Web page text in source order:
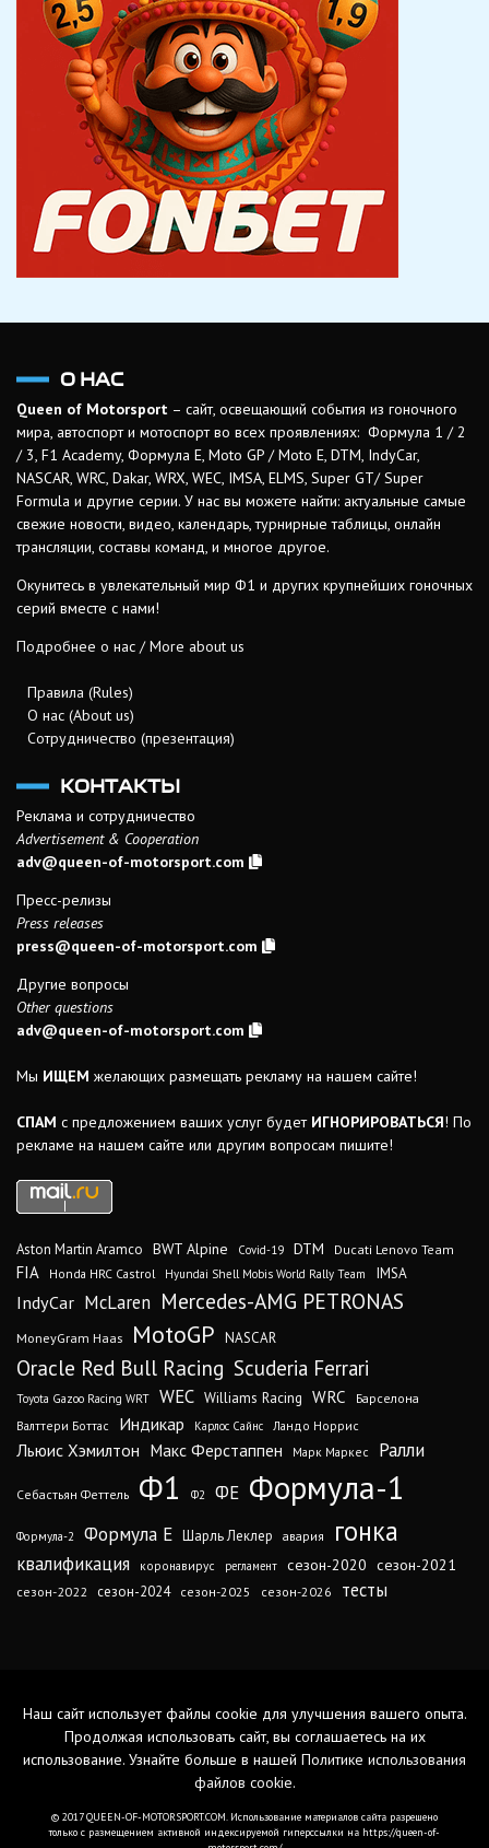
О НАС
Queen of Motorsport – сайт, освещающий события из гоночного
мира, автоспорт и мотоспорт во всех проявлениях: Формула 1 / 2
/ 3, F1 Academy, Формула Е, Moto GP / Moto E, DTM, IndyCar,
NASCAR, WRC, Dakar, WRX, WEC, IMSA, ELMS, Super GT/ Super
Formula и другие серии. У нас вы можете найти: актуальные самые
свежие новости, видео, календарь, турнирные таблицы, онлайн
трансляции, составы команд, и многое другое.
Окунитесь в увлекательный мир Ф1 и других крупнейших гоночных
серий вместе с нами!
Подробнее о нас / More about us
Правила (Rules)
О нас (About us)
Сотрудничество (презентация)
КОНТАКТЫ
Реклама и сотрудничество
Advertisement & Cooperation
adv@queen-of-motorsport.com
Пресс-релизы
Press releases
press@queen-of-motorsport.com
Другие вопросы
Other questions
adv@queen-of-motorsport.com
Мы ИЩЕМ желающих размещать рекламу на нашем сайте!
СПАМ с предложением ваших услуг будет ИГНОРИРОВАТЬСЯ! По
рекламе на нашем сайте или другим вопросам пишите!
Aston Martin Aramco BWT Alpine Covid-19 DTM Ducati Lenovo Team
FIA Honda HRC Castrol Hyundai Shell Mobis World Rally Team IMSA
IndyCar McLaren Mercedes-AMG PETRONAS
MoneyGram Haas MotoGP NASCAR
Oracle Red Bull Racing Scuderia Ferrari
Toyota Gazoo Racing WRT WEC Williams Racing WRC
Барселона
Валттери Боттас
Индикар Карлос Сайнс Ландо Норрис
Льюис Хэмилтон Макс Ферстаппен Марк Маркес Ралли
Себастьян Феттель Ф1 Ф2 ФЕ Формула-1
Формула-2 Формула Е Шарль Леклер авария гонка
квалификация коронавирус регламент сезон-2020 сезон-2021
сезон-2022 сезон-2024 сезон-2025 сезон-2026 тесты
Наш сайт использует файлы cookie для улучшения вашего опыта.
Продолжая использовать сайт, вы соглашаетесь на их
использование. Узнайте больше в нашей Политике использования
файлов cookie.
© 2017 QUEEN-OF-MOTORSPORT.COM. Использование материалов сайта разрешено
только с размещением активной индексируемой гиперссылки на https://queen-of-